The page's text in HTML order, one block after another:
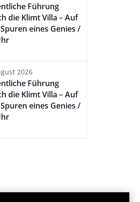
Führung
die Klimt Villa – Auf
eines Genies /
2026
Führung
die Klimt Villa – Auf
eines Genies /